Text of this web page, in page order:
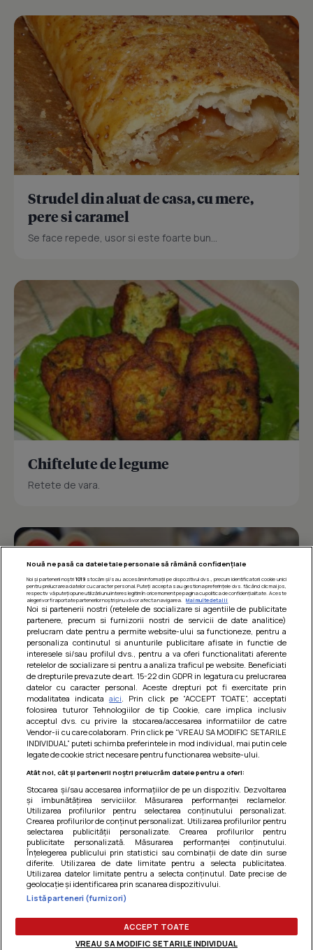
Strudel din aluat de casa, cu mere,
pere si caramel
Se face repede, usor si este foarte bun...
Chiftelute de legume
Retete de vara.
Barcute din vinete cu arpagic rosu
Un deliciu usor de preparat!
Termeni si conditii |
confidentialitate|Gestionați preferințele
Nouă ne pasă ca datele tale personale să rămână confidențiale
Noi și partenerii noștri 1019stocăm și/sau accesăm informații pe dispozitivul dvs., precum identificatorii cookie unici
pentru prelucrarea datelor cu caracter personal. Puteți accepta sau gestiona preferințele dvs. făcând clic mai jos,
respectiv vă puteți opune utilizării unui interes legitim în orice moment pe pagina cu politica de confidențialitate. Aceste
alegeri vor fi raportate partenerilor noștri și nu vă vor afecta navigarea.
Mai multe detalii
Noi si partenerii nostri (retelele de socializare si agentiile de publicitate
partenere, precum si furnizorii nostri de servicii de date analitice)
prelucram date pentru a permite website-ului sa functioneze, pentru a
personaliza continutul si anunturile publicitare afisate in functie de
interesele si/sau profilul dvs., pentru a va oferi functionalitati aferente
retelelor de socializare si pentru a analiza traficul pe website. Beneficiati
de drepturile prevazute de art. 15-22 din GDPR in legatura cu prelucrarea
datelor cu caracter personal. Aceste drepturi pot fi exercitate prin
modalitatea indicataaici . Prin click pe “ACCEPT TOATE”, acceptati
folosirea tuturor Tehnologiilor de tip Cookie, care implica inclusiv
acceptul dvs. cu privire la stocarea/accesarea informatiilor de catre
Vendor-ii cu care colaboram. Prin click pe “VREAU SA MODIFIC SETARILE
INDIVIDUAL” puteti schimba preferintele in mod individual, mai putin cele
legate de cookie strict necesare pentru functionarea website-ului.
Atât noi, cât și partenerii noștri prelucrăm datele pentru a oferi:
Stocarea și/sau accesarea informațiilor de pe un dispozitiv. Dezvoltarea
și îmbunătățirea serviciilor. Măsurarea performanței reclamelor.
Utilizarea profilurilor pentru selectarea conținutului personalizat.
Crearea profilurilor de conținut personalizat. Utilizarea profilurilor pentru
selectarea publicității personalizate. Crearea profilurilor pentru
publicitate personalizată. Măsurarea performanței conținutului.
Înțelegerea publicului prin statistici sau combinații de date din surse
diferite. Utilizarea de date limitate pentru a selecta publicitatea.
Utilizarea datelor limitate pentru a selecta conținutul. Date precise de
geolocație și identificarea prin scanarea dispozitivului.
Listă parteneri (furnizori)
ACCEPT TOATE
VREAU SA MODIFIC SETARILE INDIVIDUAL